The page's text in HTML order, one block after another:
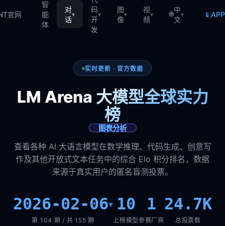
官网
智
能
体
对
话
▾
码
开
发
▾
图
像
▾
视
频
▾ 🌐
中
文
▾ 📱
实时更新 · 官方数据
LM Arena 大模型全球实力
榜
图表分析
查看各种 AI 大语言模型在数学推理、代码生成、创意写
作及其他开放式文本任务中的综合 Elo 积分排名，数据
来源于真实用户的匿名盲测投票。
2026-02-06▾
第 104 期 / 共 155 期
10
上榜模型
1
参赛厂商
24.7K
总投票数